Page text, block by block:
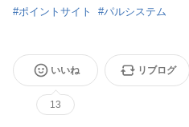
#ポイントサイト #パルシステム
いいね
13
リブログ